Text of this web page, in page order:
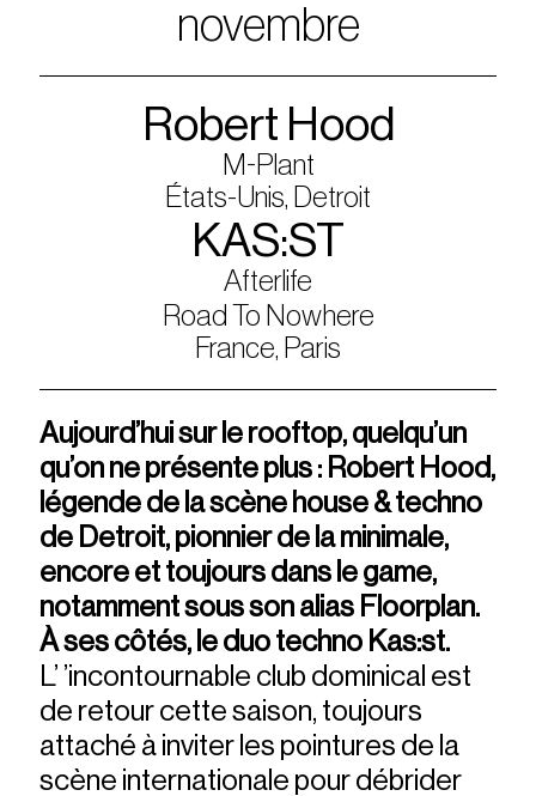
novembre
Robert Hood
M-Plant
États-Unis, Detroit
KAS:ST
Afterlife
Road To Nowhere
France, Paris
Aujourd’hui sur le rooftop, quelqu’un
qu’on ne présente plus : Robert Hood,
légende de la scène house & techno
de Detroit, pionnier de la minimale,
encore et toujours dans le game,
notamment sous son alias Floorplan.
À ses côtés, le duo techno Kas:st.
L’ ’incontournable club dominical est
de retour cette saison, toujours
attaché à inviter les pointures de la
scène internationale pour débrider